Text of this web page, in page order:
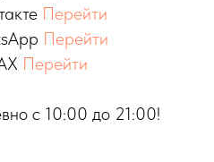
Перейти
Перейти
Перейти
с 10:00 до 21:00!